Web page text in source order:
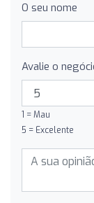
O seu nome
Avalie o
1 = Mau
5 = Excelente